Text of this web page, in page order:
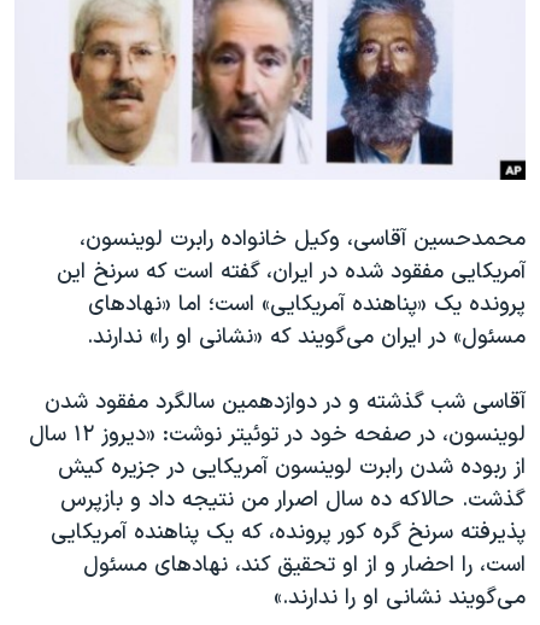
فرهنگ و زندگی
حقوق شهروندی
علم و فناوری
گالری عکس
آرشیو پخش زنده
انتخابات ریاست جمهوری آمریکا ۲۰۲۴
حمله جمهوری اسلامی به اسرائیل
اعتراضات زن، زندگی، آزادی
مجموعه مستندهای دادخواهی
تریبونال مردمی آبان ۹۸
چهل سال گروگان‌گیری
قانون شفافیت دارائی کادر رهبری ایران
اعتراضات مردمی آبان ۹۸
اسرائیل در جنگ
نرگس محمدی برنده جایزه نوبل صلح
محمدحسین آقاسی، وکیل خانواده رابرت لوینسون،
آمریکایی مفقود شده در ایران، گفته است که سرنخ این
پرونده یک «پناهنده آمریکایی» است؛ اما «نهادهای
مسئول» در ایران می‌گویند که «نشانی او را» ندارند.
آقاسی شب گذشته و در دوازدهمین سالگرد مفقود شدن
لوینسون، در صفحه خود در توئیتر نوشت: «ديروز ۱۲ سال
از ربوده شدن رابرت لوينسون آمريكایى در جزيره كيش
گذشت. حالاكه ده سال اصرار من نتيجه داد و بازپرس
پذيرفته سرنخ گره كور پرونده، كه يک پناهنده آمريكایى
است، را احضار و از او تحقيق كند، نهادهاى مسئول
مى‌گويند نشانى او را ندارند.»